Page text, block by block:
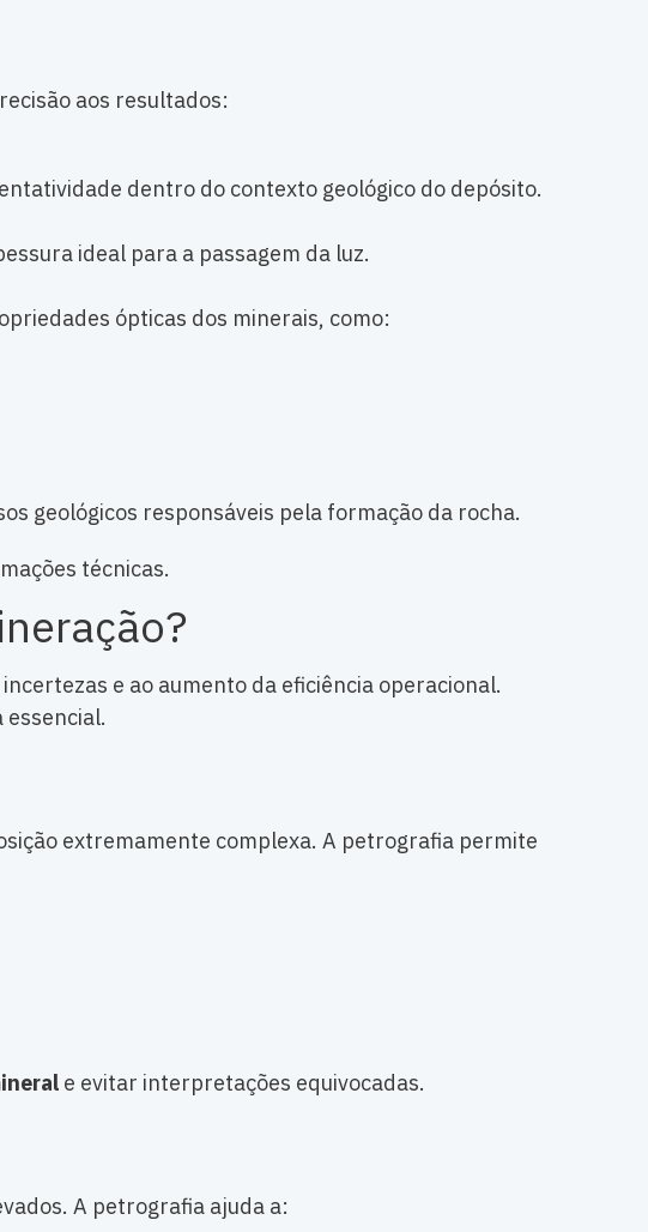
aos resultados:
dentro do contexto geológico do depósito.
ideal para a passagem da luz.
ópticas dos minerais, como:
geológicos responsáveis pela formação da rocha.
técnicas.
e ao aumento da eficiência operacional.
extremamente complexa. A petrografia permite
e evitar interpretações equivocadas.
A petrografia ajuda a: